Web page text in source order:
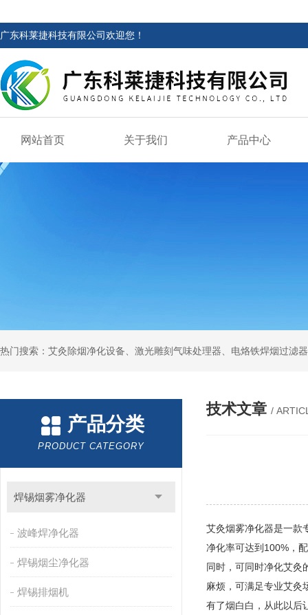
广东科莱捷科技有限公司欢迎您！
网站首页 关于我们 产品中心
产品分类
PRODUCT CATEGORY
焊锡烟雾净化器
波峰焊净化器
焊锡烟尘净化器
焊锡排烟机
技术文章 /
艾灸烟雾净化器是一款
净化率可达到100%，
同时，可同时净化艾灸
麻烦，可满足专业艾灸
有了烟白白，从此以后